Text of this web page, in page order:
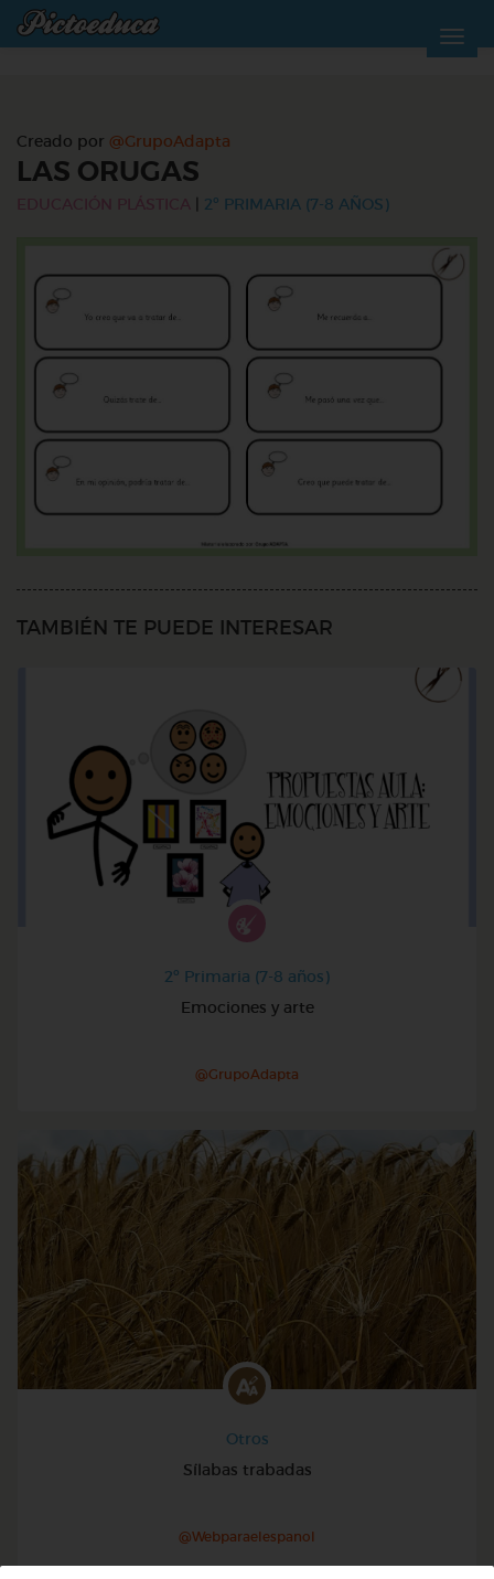
Creado por @GrupoAdapta
LAS ORUGAS
EDUCACIÓN PLÁSTICA 2º PRIMARIA (7-8 AÑOS)
TAMBIÉN TE PUEDE INTERESAR
2º Primaria (7-8 años)
Emociones y arte
@GrupoAdapta
Otros
Sílabas trabadas
@Webparaelespanol